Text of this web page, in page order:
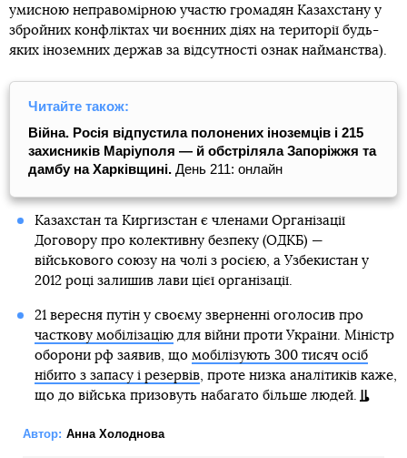
умисною неправомірною участю громадян Казахстану у
збройних конфліктах чи воєнних діях на території будь-
яких іноземних держав за відсутності ознак найманства).
Читайте також:
Війна. Росія відпустила полонених іноземців і 215
захисників Маріуполя — й обстріляла Запоріжжя та
дамбу на Харківщині. День 211: онлайн
Казахстан та Киргизстан є членами Організації
Договору про колективну безпеку (ОДКБ) —
військового союзу на чолі з росією, а Узбекистан у
2012 році залишив лави цієї організації.
21 вересня путін у своєму зверненні оголосив про
часткову мобілізаціюдля війни проти України. Міністр
оборони рф заявив, що мобілізують 300 тисяч осіб
нібито з запасу і резервів, проте низка аналітиків каже,
що до війська призовуть набагато більше людей.
Автор: Анна Холоднова